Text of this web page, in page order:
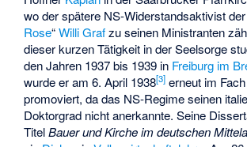
wo der spätere NS-Widerstandsaktivist der
Rose“Willi Grafzu seinen Ministranten
dieser kurzen Tätigkeit in der Seelsorge
den Jahren 1937 bis 1939 in Freiburg im
wurde er am 6. April 1938[3] erneut im
promoviert, da das NS-Regime seinen
Doktorgrad nicht anerkannte. Seine
TitelBauer und Kirche im deutschen